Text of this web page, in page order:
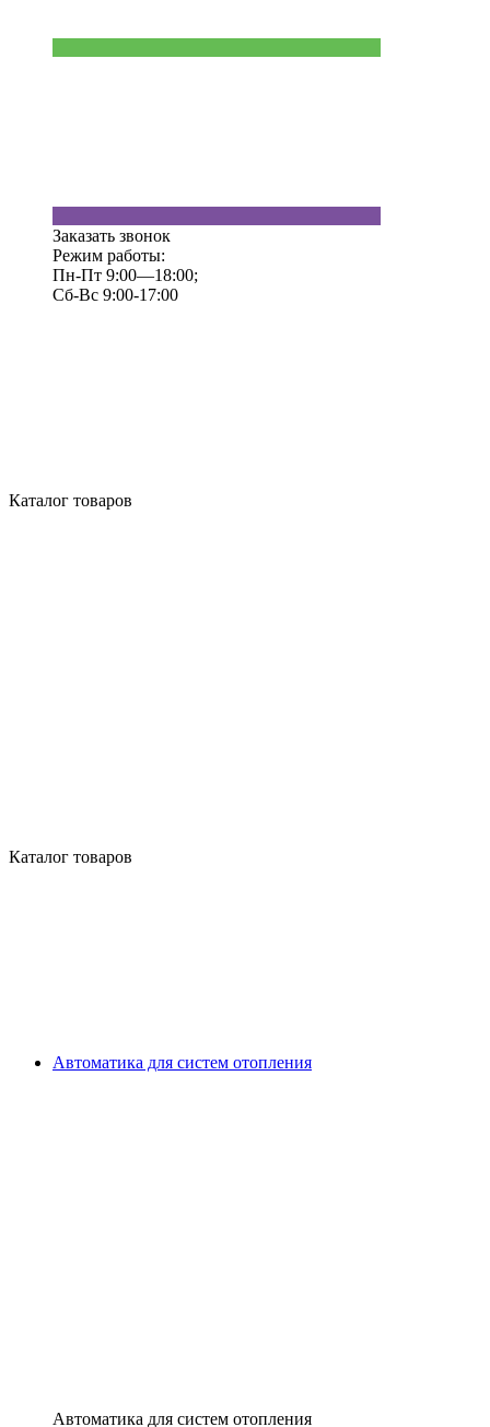
Заказать звонок
Режим работы:
Пн-Пт 9:00—18:00;
Сб-Вс 9:00-17:00
Каталог товаров
Каталог товаров
Автоматика для систем отопления
Автоматика для систем отопления